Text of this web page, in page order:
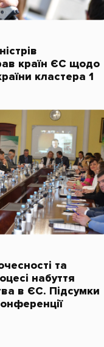
країн ЄС щодо
кластера 1
та
набуття
в ЄС. Підсумки